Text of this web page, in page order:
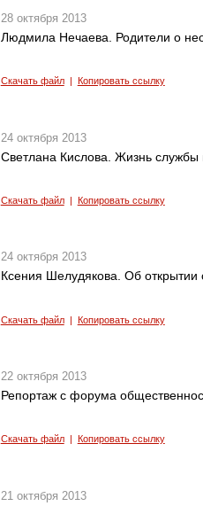
28 октября 2013
Людмила Нечаева. Родители о
Скачать файл| Копировать ссылку
24 октября 2013
Светлана Кислова. Жизнь службы
Скачать файл| Копировать ссылку
24 октября 2013
Ксения Шелудякова. Об открытии
Скачать файл| Копировать ссылку
22 октября 2013
Репортаж с форума
Скачать файл| Копировать ссылку
21 октября 2013